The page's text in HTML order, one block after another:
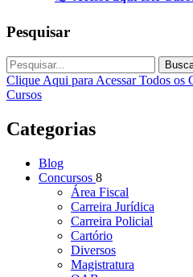
Pesquisar
Clique Aqui para Acessar Todos os
Cursos
Categorias
Blog
Concursos 8
Área Fiscal
Carreira Jurídica
Carreira Policial
Cartório
Diversos
Magistratura